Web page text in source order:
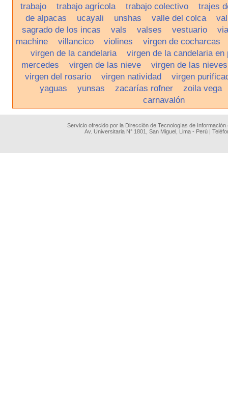
trabajo
trabajo agrícola trabajo colectivo
trajes
de alpacas
ucayali unshas valle del colca
sagrado de los incas
vals valses vestuario
machine
villancico violines
virgen de cocharcas
virgen de la candelaria
virgen de la candelaria en
mercedes
virgen de las nieve
virgen de las nieves
virgen del rosario
virgen natividad
virgen
yaguas
yunsas zacarías rofner
zoila vega
carnavalón
Servicio ofrecido por la Dirección de Tecnologías de
Av. Universitaria N° 1801, San Miguel, Lima - Perú |